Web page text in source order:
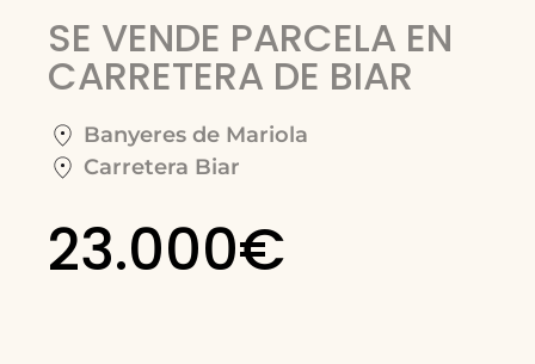
SE VENDE PARCELA EN
CARRETERA DE BIAR
Banyeres de Mariola
Carretera Biar
23.000€